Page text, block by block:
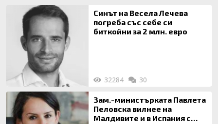
Синът на Весела Лечева
погреба със себе си
биткойни за 2 млн. евро
32284 30
Зам.-министърката Павлета
Пеловска вилнее на
Малдивите и в Испания с